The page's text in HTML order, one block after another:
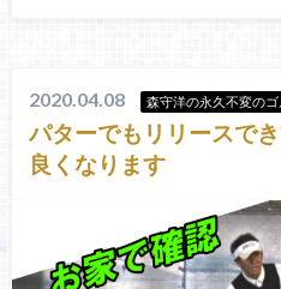
2020.04.08 森守洋の永久不変の
パターでもリリースで
良くなります